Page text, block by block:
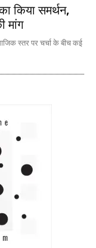
किया समर्थन,
मांग
स्तर पर चर्चा के बीच कई